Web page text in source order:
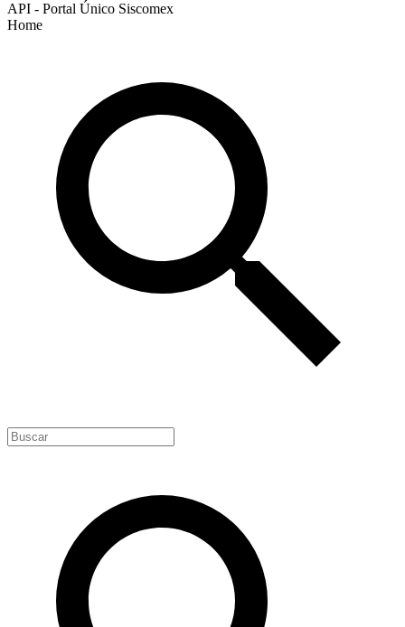
API - Portal Único Siscomex
Home